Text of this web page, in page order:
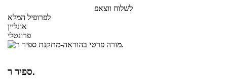
לשלוח ווצאפ
לפרופיל המלא
אונליין
פרונטלי
ספיר ר.